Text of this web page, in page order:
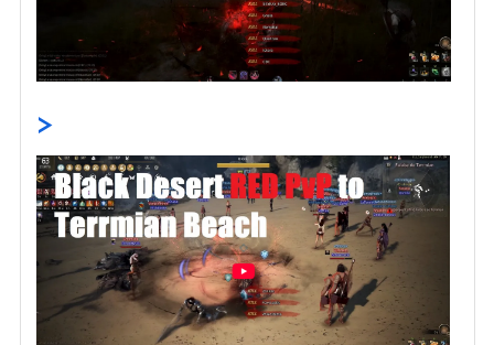
>